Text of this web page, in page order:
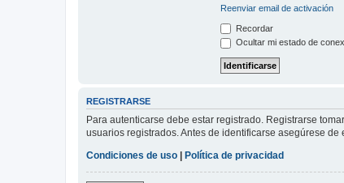
Reenviar email de activación
Recordar
Ocultar mi estado de
REGISTRARSE
Para autenticarse debe estar registrado. Registrarse
usuarios registrados. Antes de identificarse asegúrese
Condiciones de uso
Política de privacidad